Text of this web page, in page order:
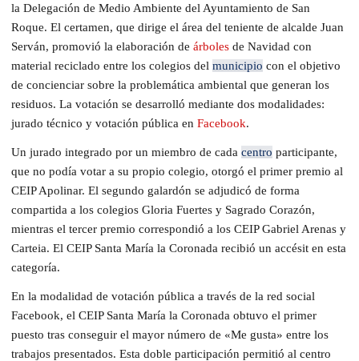
la Delegación de Medio Ambiente del Ayuntamiento de San
Roque. El certamen, que dirige el área del teniente de alcalde Juan
Serván, promovió la elaboración de árboles de Navidad con
material reciclado entre los colegios del municipio con el objetivo
de concienciar sobre la problemática ambiental que generan los
residuos. La votación se desarrolló mediante dos modalidades:
jurado técnico y votación pública en Facebook.
Un jurado integrado por un miembro de cada centro participante,
que no podía votar a su propio colegio, otorgó el primer premio al
CEIP Apolinar. El segundo galardón se adjudicó de forma
compartida a los colegios Gloria Fuertes y Sagrado Corazón,
mientras el tercer premio correspondió a los CEIP Gabriel Arenas y
Carteia. El CEIP Santa María la Coronada recibió un accésit en esta
categoría.
En la modalidad de votación pública a través de la red social
Facebook, el CEIP Santa María la Coronada obtuvo el primer
puesto tras conseguir el mayor número de «Me gusta» entre los
trabajos presentados. Esta doble participación permitió al centro